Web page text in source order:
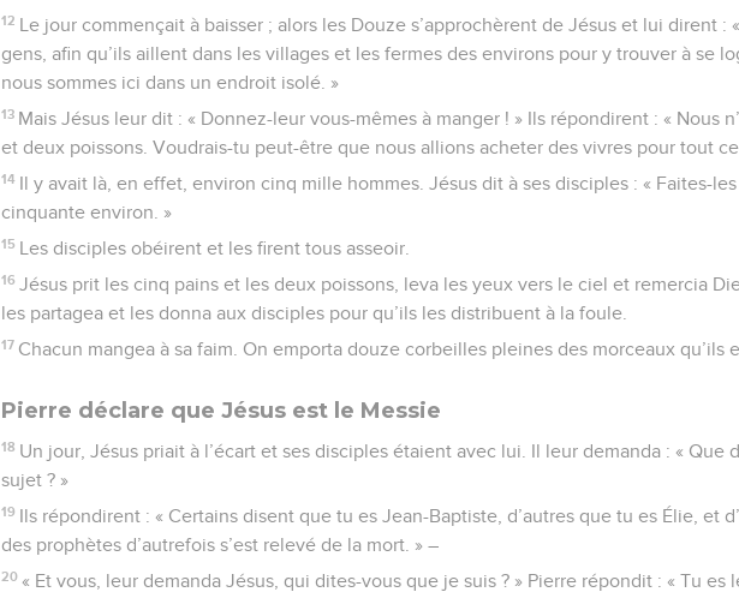
12 Le jour commençait à baisser ; alors les Douze s’approchèrent de Jésus et lui dirent :
gens, afin qu’ils aillent dans les villages et les fermes des environs pour y trouver à se
nous sommes ici dans un endroit isolé. »
13 Mais Jésus leur dit : « Donnez-leur vous-mêmes à manger ! » Ils répondirent : « Nous
et deux poissons. Voudrais-tu peut-être que nous allions acheter des vivres pour tout
14 Il y avait là, en effet, environ cinq mille hommes. Jésus dit à ses disciples : « Faites-
cinquante environ. »
15 Les disciples obéirent et les firent tous asseoir.
16 Jésus prit les cinq pains et les deux poissons, leva les yeux vers le ciel et remercia
les partagea et les donna aux disciples pour qu’ils les distribuent à la foule.
17 Chacun mangea à sa faim. On emporta douze corbeilles pleines des morceaux qu’ils
Pierre déclare que Jésus est le Messie
18 Un jour, Jésus priait à l’écart et ses disciples étaient avec lui. Il leur demanda : « Que
sujet ? »
19 Ils répondirent : « Certains disent que tu es Jean-Baptiste, d’autres que tu es Élie, et
des prophètes d’autrefois s’est relevé de la mort. » –
20 « Et vous, leur demanda Jésus, qui dites-vous que je suis ? » Pierre répondit : « Tu es